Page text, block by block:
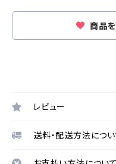
商品
レビュー
送料・配送方法につい